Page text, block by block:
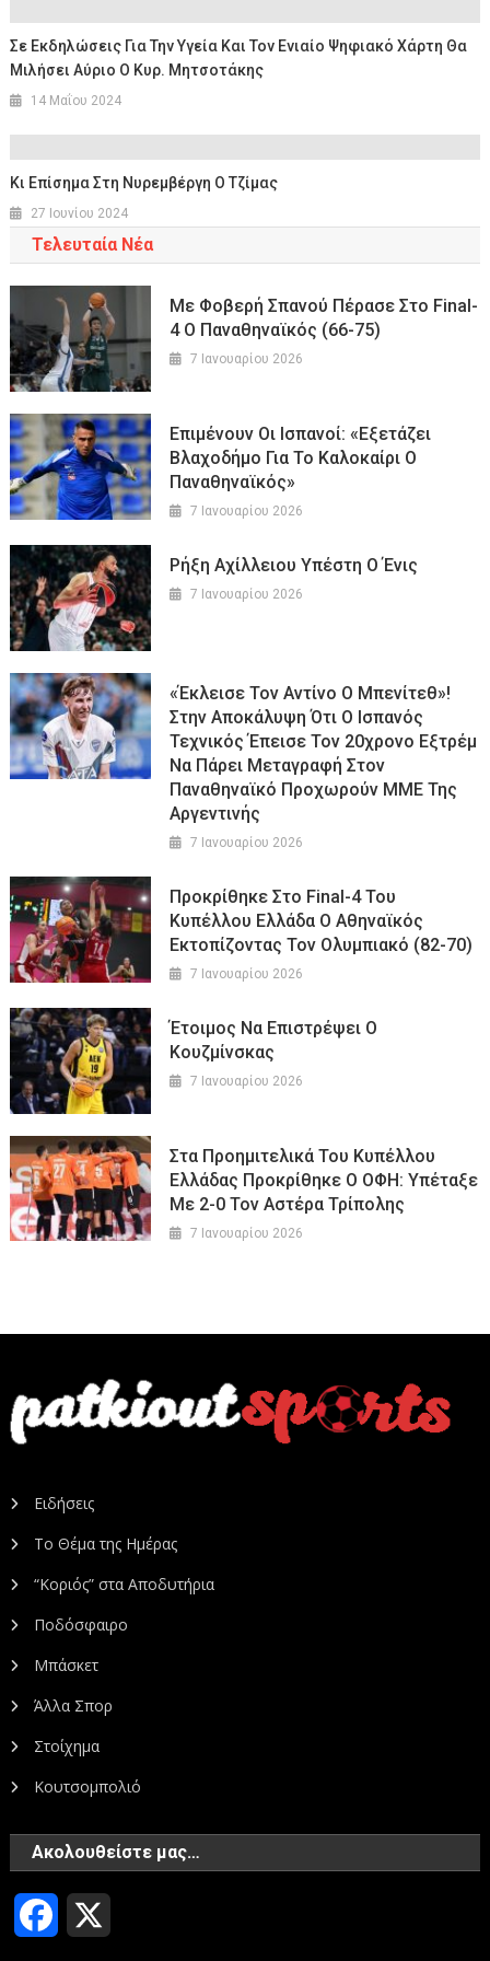
Σε Εκδηλώσεις Για Την Υγεία Και Τον Ενιαίο Ψηφιακό Χάρτη Θα
Μιλήσει Αύριο Ο Κυρ. Μητσοτάκης
14 Μαΐου 2024
Κι Επίσημα Στη Νυρεμβέργη Ο Τζίμας
27 Ιουνίου 2024
Τελευταία Νέα
Με Φοβερή Σπανού Πέρασε Στο Final-
4 Ο Παναθηναϊκός (66-75)
7 Ιανουαρίου 2026
Επιμένουν Οι Ισπανοί: «Εξετάζει
Βλαχοδήμο Για Το Καλοκαίρι Ο
Παναθηναϊκός»
7 Ιανουαρίου 2026
Ρήξη Αχίλλειου Υπέστη Ο Ένις
7 Ιανουαρίου 2026
«Έκλεισε Τον Αντίνο Ο Μπενίτεθ»!
Στην Αποκάλυψη Ότι Ο Ισπανός
Τεχνικός Έπεισε Τον 20χρονο Εξτρέμ
Να Πάρει Μεταγραφή Στον
Παναθηναϊκό Προχωρούν ΜΜΕ Της
Αργεντινής
7 Ιανουαρίου 2026
Προκρίθηκε Στο Final-4 Του
Κυπέλλου Ελλάδα Ο Αθηναϊκός
Εκτοπίζοντας Τον Ολυμπιακό (82-70)
7 Ιανουαρίου 2026
Έτοιμος Να Επιστρέψει Ο
Κουζμίνσκας
7 Ιανουαρίου 2026
Στα Προημιτελικά Του Κυπέλλου
Ελλάδας Προκρίθηκε Ο ΟΦΗ: Υπέταξε
Με 2-0 Τον Αστέρα Τρίπολης
7 Ιανουαρίου 2026
Ειδήσεις
Το Θέμα της Ημέρας
“Κοριός” στα Αποδυτήρια
Ποδόσφαιρο
Μπάσκετ
Άλλα Σπορ
Στοίχημα
Κουτσομπολιό
Ακολουθείστε μας…
Facebook